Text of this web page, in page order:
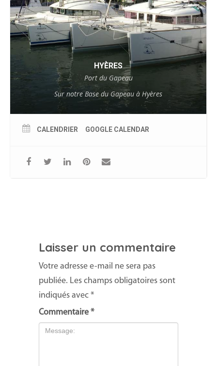
HYÈRES
Port du Gapeau
Sur notre Base du Gapeau à Hyères
CALENDRIER GOOGLE CALENDAR
Laisser un commentaire
Votre adresse e-mail ne sera pas
publiée. Les champs obligatoires sont
indiqués avec *
Commentaire *